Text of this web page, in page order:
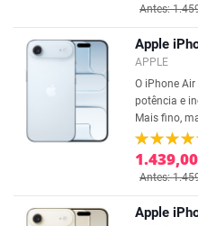
Antes:
Apple
APPLE
O iPhone
potência e
Mais fino,
1.439,00
Antes:
Apple